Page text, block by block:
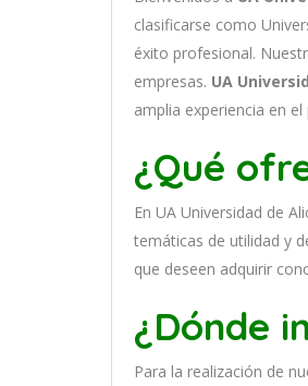
clasificarse como
éxito profesional. Nuest
empresas. UA
amplia experiencia en el
¿Qué
En UA Universidad de
temáticas de utilidad y
que deseen adquirir
¿Dónde
Para la realización de